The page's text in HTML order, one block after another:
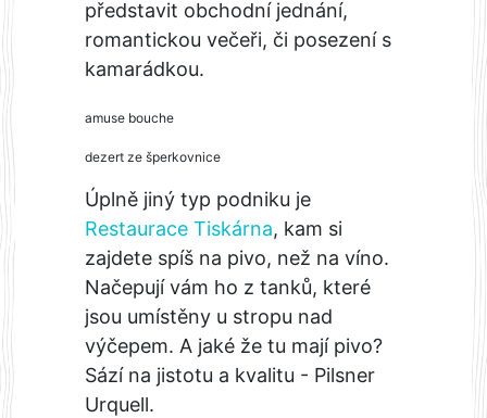
představit obchodní jednání,
romantickou večeři, či posezení s
kamarádkou.
amuse bouche
dezert ze šperkovnice
Úplně jiný typ podniku je
Restaurace Tiskárna, kam si
zajdete spíš na pivo, než na víno.
Načepují vám ho z tanků, které
jsou umístěny u stropu nad
výčepem. A jaké že tu mají pivo?
Sází na jistotu a kvalitu - Pilsner
Urquell.